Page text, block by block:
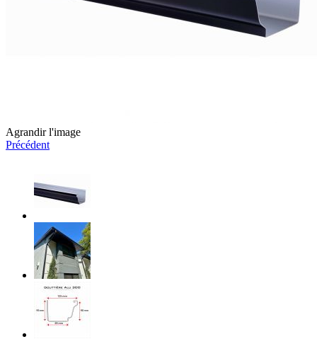
Agrandir l'image
Précédent